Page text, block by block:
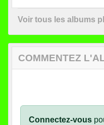
Voir tous les albums
COMMENTEZ
Connectez-vous